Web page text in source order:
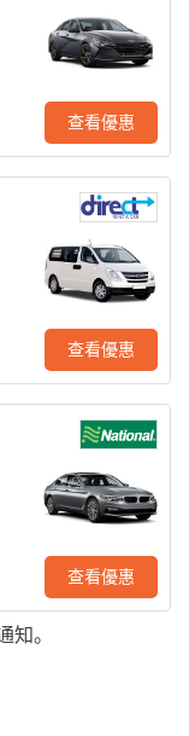
查看優惠
查看優惠
查看優惠
知。